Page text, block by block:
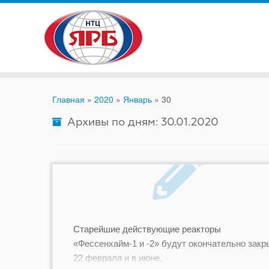
Skip
Главная » 2020 » Январь » 30
Архивы по дням: 30.01.2020
Старейшие действующие реакторы
«Фессенхайм-1 и -2» будут окончательно
22 февраля и в июне.